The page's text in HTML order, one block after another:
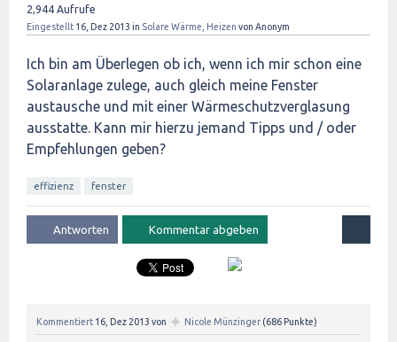
2,944 Aufrufe
Eingestellt 16, Dez 2013 in Solare Wärme, Heizen von Anonym
Ich bin am Überlegen ob ich, wenn ich mir schon eine
Solaranlage zulege, auch gleich meine Fenster
austausche und mit einer Wärmeschutzverglasung
ausstatte. Kann mir hierzu jemand Tipps und / oder
Empfehlungen geben?
effizienz fenster
Kommentiert 16, Dez 2013 von ✦ Nicole Münzinger (686 Punkte)